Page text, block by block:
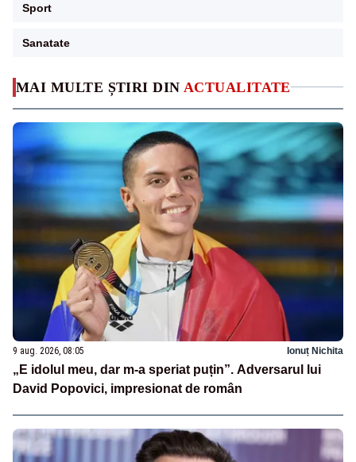
MAI MULTE ȘTIRI DIN ACTUALITATE
9 aug. 2026, 08:05 Ionuț Nichita
„E idolul meu, dar m-a speriat puțin”. Adversarul lui
David Popovici, impresionat de român
Sport
Sanatate